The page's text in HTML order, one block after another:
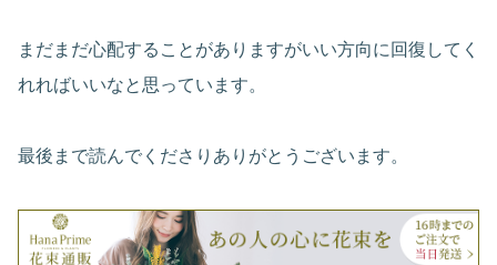
まだまだ心配することがありますがいい方向に回復してく
れればいいなと思っています。
最後まで読んでくださりありがとうございます。